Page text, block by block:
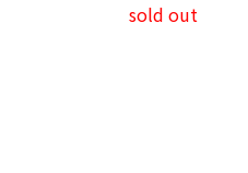
sold out